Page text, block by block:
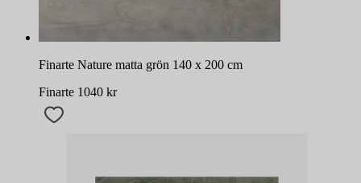
Finarte Nature matta grön 140 x 200 cm
Finarte 1040 kr